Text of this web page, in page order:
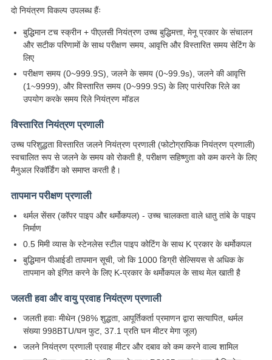
दो नियंत्रण विकल्प उपलब्ध हैंः
बुद्धिमान टच स्क्रीन + पीएलसी नियंत्रण उच्च बुद्धिमत्ता, मेनू प्रकार के संचालन
और सटीक परिणामों के साथ परीक्षण समय, आवृत्ति और विस्तारित समय सेटिंग के
लिए
परीक्षण समय (0~999.9S), जलने के समय (0~99.9s), जलने की आवृत्ति
(1~9999), और विस्तारित समय (0~999.9S) के लिए पारंपरिक रिले का
उपयोग करके समय रिले नियंत्रण मॉडल
विस्तारित नियंत्रण प्रणाली
उच्च परिशुद्धता विस्तारित जलने नियंत्रण प्रणाली (फोटोग्राफिक नियंत्रण प्रणाली)
स्वचालित रूप से जलने के समय को रोकती है, परीक्षण सहिष्णुता को कम करने के लिए
मैनुअल रिकॉर्डिंग को समाप्त करती है।
तापमान परीक्षण प्रणाली
थर्मल सेंसर (कॉपर पाइप और थर्मोकपल) - उच्च चालकता वाले धातु तांबे के पाइप
निर्माण
0.5 मिमी व्यास के स्टेनलेस स्टील पाइप कोटिंग के साथ K प्रकार के थर्मोकपल
बुद्धिमान पीआईडी तापमान सूची, जो कि 1000 डिग्री सेल्सियस से अधिक के
तापमान को इंगित करने के लिए K-प्रकार के थर्मोकपल के साथ मेल खाती है
जलती हवा और वायु प्रवाह नियंत्रण प्रणाली
जलती हवाः मीथेन (98% शुद्धता, आपूर्तिकर्ता प्रमाणन द्वारा सत्यापित, थर्मल
संख्या 998BTU/घन फुट, 37.1 प्रति घन मीटर मेगा जूल)
जलने नियंत्रण प्रणाली प्रवाह मीटर और दबाव को कम करने वाल्व शामिल